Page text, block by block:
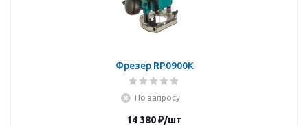
Фрезер RP0900K
По запросу
14 380₽/шт